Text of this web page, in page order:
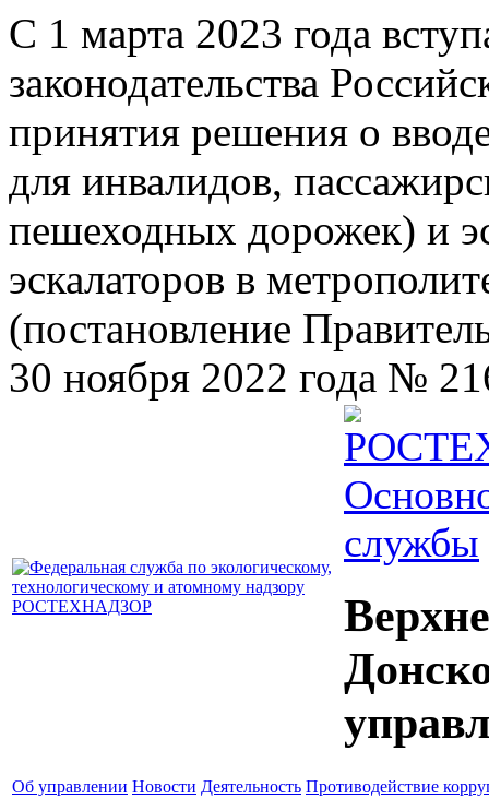
С 1 марта 2023 года
законодательства
принятия решения о
для инвалидов,
пешеходных дорожек) и
эскалаторов в
(постановление
30 ноября 2022 года №
службы
Об управлении Новости Деятельность Противодействие